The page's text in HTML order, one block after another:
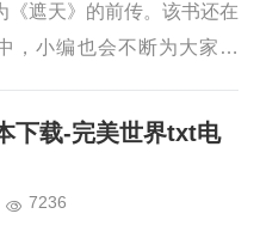
《遮天》的前传。该书还在
，小编也会不断为大家更
，新章节出来，小编会第一
小说简介《完美世界...
下载-完美世界txt电
7236